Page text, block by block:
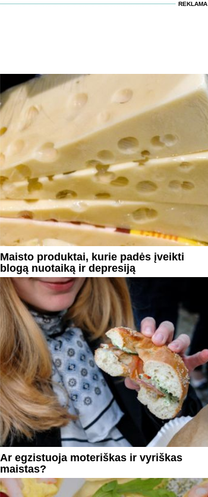
REKLAMA
Maisto produktai, kurie padės įveikti
blogą nuotaiką ir depresiją
Ar egzistuoja moteriškas ir vyriškas
maistas?